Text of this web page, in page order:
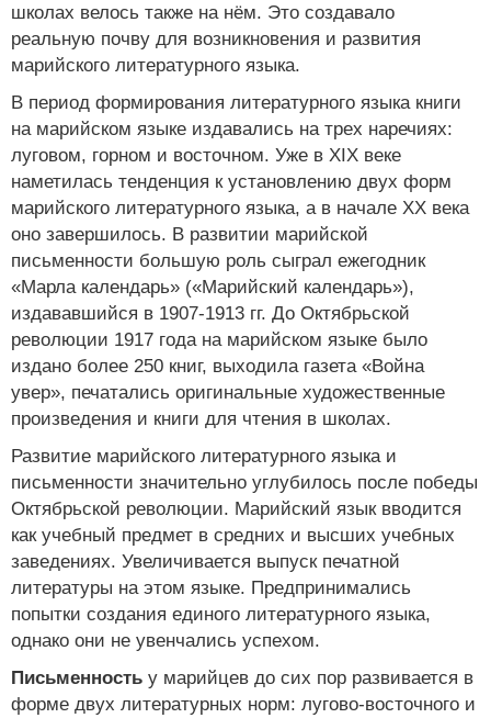
школах велось также на нём. Это создавало
реальную почву для возникновения и развития
марийского литературного языка.
В период формирования литературного языка книги
на марийском языке издавались на трех наречиях:
луговом, горном и восточном. Уже в ХIХ веке
наметилась тенденция к установлению двух форм
марийского литературного языка, а в начале ХХ века
оно завершилось. В развитии марийской
письменности большую роль сыграл ежегодник
«Марла календарь» («Марийский календарь»),
издававшийся в 1907-1913 гг. До Октябрьской
революции 1917 года на марийском языке было
издано более 250 книг, выходила газета «Война
увер», печатались оригинальные художественные
произведения и книги для чтения в школах.
Развитие марийского литературного языка и
письменности значительно углубилось после победы
Октябрьской революции. Марийский язык вводится
как учебный предмет в средних и высших учебных
заведениях. Увеличивается выпуск печатной
литературы на этом языке. Предпринимались
попытки создания единого литературного языка,
однако они не увенчались успехом.
Письменность у марийцев до сих пор развивается в
форме двух литературных норм: лугово-восточного и